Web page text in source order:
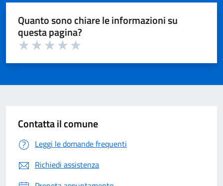
Quanto sono chiare le informazioni su
questa pagina?
Contatta il comune
Leggi le domande frequenti
Richiedi assistenza